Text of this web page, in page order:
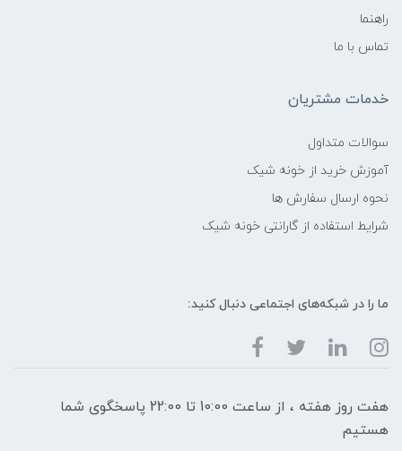
راهنما
تماس با ما
خدمات مشتریان
سوالات متداول
آموزش خرید از خونه شیک
نحوه ارسال سفارش ها
شرایط استفاده از گارانتی خونه شیک
ما را در شبکه‌های اجتماعی دنبال کنید:
هفت روز هفته ، از ساعت 10:00 تا 22:00 پاسخگوی شما
هستیم